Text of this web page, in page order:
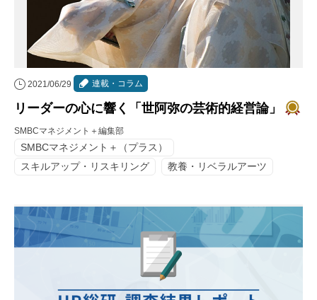
2021/06/29 連載・コラム
リーダーの心に響く「世阿弥の芸術的経営論」
SMBCマネジメント＋編集部
SMBCマネジメント＋（プラス）
スキルアップ・リスキリング
教養・リベラルアーツ